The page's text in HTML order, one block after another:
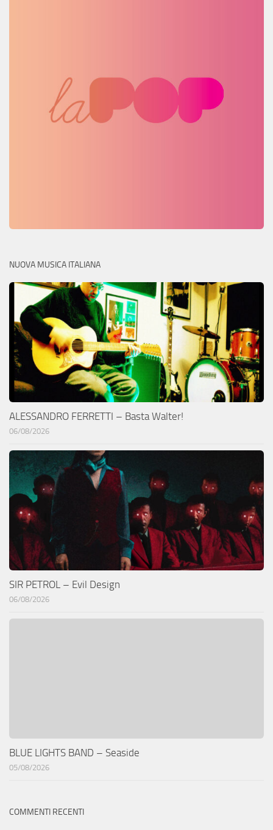
NUOVA MUSICA ITALIANA
ALESSANDRO FERRETTI – Basta Walter!
06/08/2026
SIR PETROL – Evil Design
06/08/2026
BLUE LIGHTS BAND – Seaside
05/08/2026
COMMENTI RECENTI